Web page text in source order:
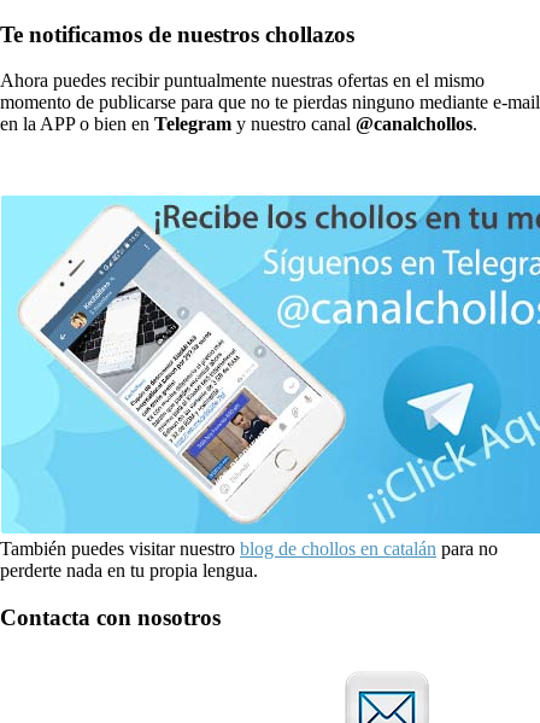
Te notificamos de nuestros chollazos
Ahora puedes recibir puntualmente nuestras ofertas en el mismo
momento de publicarse para que no te pierdas ninguno mediante e-mail
en la APP o bien en Telegram y nuestro canal @canalchollos.
También puedes visitar nuestro blog de chollos en catalán para no
perderte nada en tu propia lengua.
Contacta con nosotros